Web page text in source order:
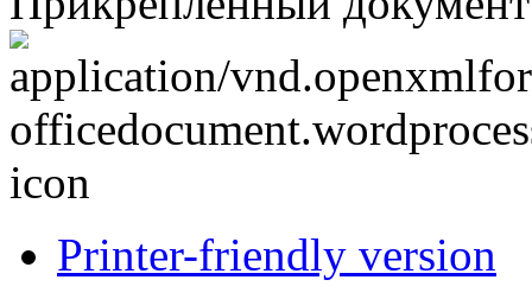
Printer-friendly version